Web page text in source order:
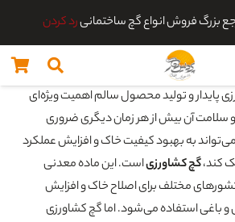
بزرگ فروش انواع گچ ساختمانیرد کردن
پایدار و تولید محصول سالم اهمیت ویژه‌ای
و سلامت آن بیش از هر زمان دیگری ضروری
به بهبود کیفیت خاک و افزایش عملکرد
کند،گچ کشاورزیاست. این ماده معدنی
مختلف برای اصلاح خاک و افزایش
و باغی استفاده می‌شود. اما گچ کشاورزی